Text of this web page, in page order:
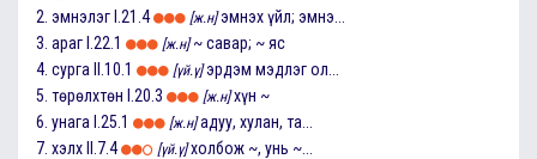
2. эмнэлэг I.21.4 [ж.н] эмнэх үйл; эмнэ...
3. араг I.22.1 [ж.н] ~ савар; ~ яс
4. сурга II.10.1 [үй.ү] эрдэм мэдлэг ол...
5. төрөлхтөн I.20.3 [ж.н] хүн ~
6. унага I.25.1 [ж.н] адуу, хулан, та...
7. хэлх II.7.4 [үй.ү] холбож ~, унь ~...